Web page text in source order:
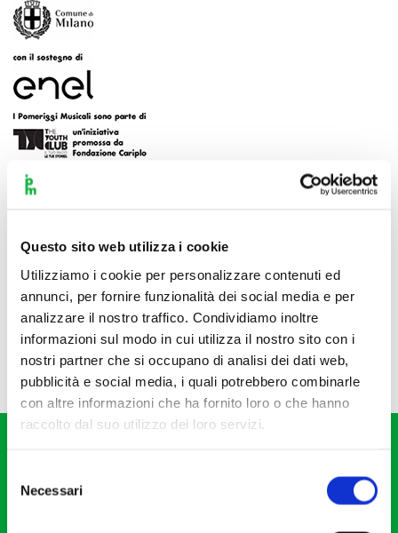
Questo sito web utilizza i cookie
Utilizziamo i cookie per personalizzare contenuti ed
annunci, per fornire funzionalità dei social media e per
analizzare il nostro traffico. Condividiamo inoltre
informazioni sul modo in cui utilizza il nostro sito con i
nostri partner che si occupano di analisi dei dati web,
pubblicità e social media, i quali potrebbero combinarle
con altre informazioni che ha fornito loro o che hanno
raccolto dal suo utilizzo dei loro servizi.
delNecessari